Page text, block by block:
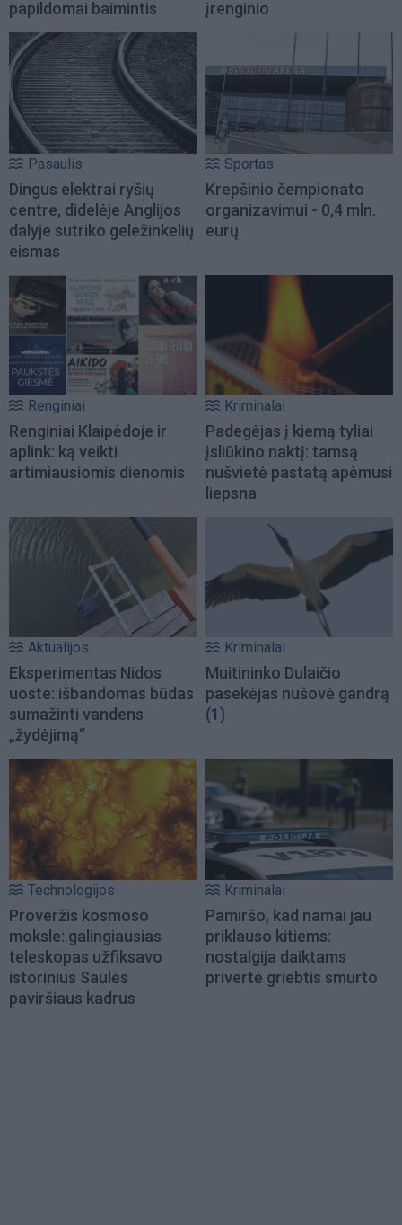
papildomai baimintis įrenginio
Pasaulis
Dingus elektrai ryšių
centre, didelėje Anglijos
dalyje sutriko geležinkelių
eismas
Sportas
Krepšinio čempionato
organizavimui - 0,4 mln.
eurų
Renginiai
Renginiai Klaipėdoje ir
aplink: ką veikti
artimiausiomis dienomis
Kriminalai
Padegėjas į kiemą tyliai
įsliūkino naktį: tamsą
nušvietė pastatą apėmusi
liepsna
Aktualijos
Eksperimentas Nidos
uoste: išbandomas būdas
sumažinti vandens
„žydėjimą“
Kriminalai
Muitininko Dulaičio
pasekėjas nušovė gandrą
(1)
Technologijos
Proveržis kosmoso
moksle: galingiausias
teleskopas užfiksavo
istorinius Saulės
paviršiaus kadrus
Kriminalai
Pamiršo, kad namai jau
priklauso kitiems:
nostalgija daiktams
privertė griebtis smurto